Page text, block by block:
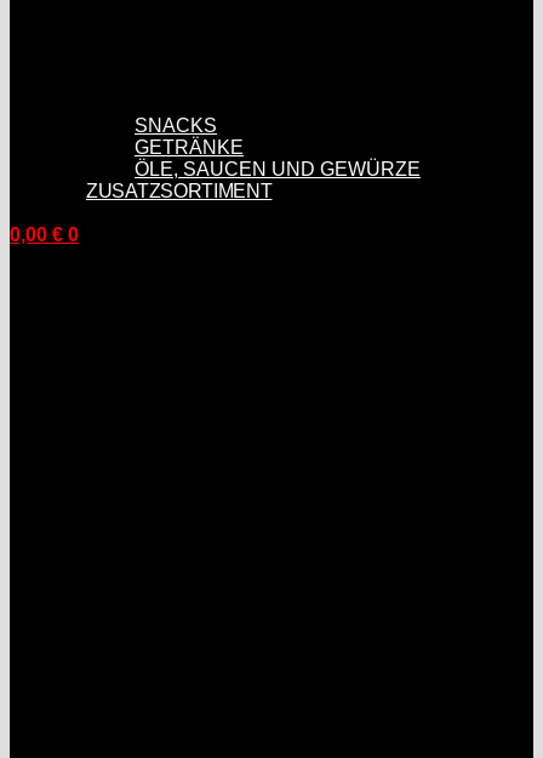
SNACKS
GETRÄNKE
ÖLE, SAUCEN UND GEWÜRZE
ZUSATZSORTIMENT
0,00 € 0